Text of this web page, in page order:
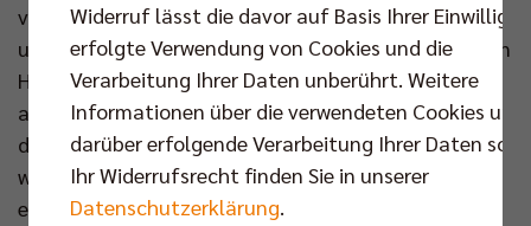
vier BR Volleys Akteuren im Kader ein weiteres Mal
und hat beim olympischen Turnier alles in der eigenen
Hand. Das Comeback gegen die US-Amerikaner sah
auch Kaweh Niroomand vor Ort und ist optimistisch,
dass die Reise für Tille & Co über die Gruppe hinaus
weitergehen kann: „Unsere Mannschaft profitiert
extrem von ihrer Ausgeglichenheit und den
Widerruf lässt die davor auf Basis Ihrer
erfolgte Verwendung von Cookies und die
Verarbeitung Ihrer Daten unberührt. Weitere
Informationen über die verwendeten Cookies und
darüber erfolgende Verarbeitung Ihrer Daten
Ihr Widerrufsrecht finden Sie in unserer
Datenschutzerklärung.